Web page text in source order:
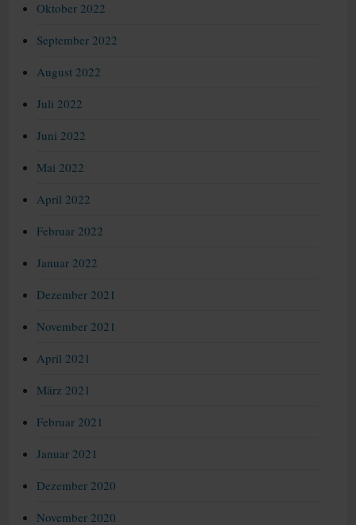
Oktober 2022
September 2022
August 2022
Juli 2022
Juni 2022
Mai 2022
April 2022
Februar 2022
Januar 2022
Dezember 2021
November 2021
April 2021
März 2021
Februar 2021
Januar 2021
Dezember 2020
November 2020